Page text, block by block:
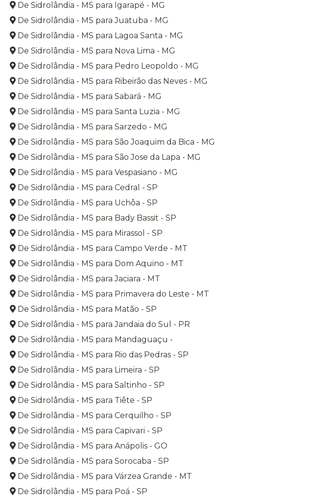
De Sidrolândia - MS para Igarapé - MG
De Sidrolândia - MS para Juatuba - MG
De Sidrolândia - MS para Lagoa Santa - MG
De Sidrolândia - MS para Nova Lima - MG
De Sidrolândia - MS para Pedro Leopoldo - MG
De Sidrolândia - MS para Ribeirão das Neves - MG
De Sidrolândia - MS para Sabará - MG
De Sidrolândia - MS para Santa Luzia - MG
De Sidrolândia - MS para Sarzedo - MG
De Sidrolândia - MS para São Joaquim da Bica - MG
De Sidrolândia - MS para São Jose da Lapa - MG
De Sidrolândia - MS para Vespasiano - MG
De Sidrolândia - MS para Cedral - SP
De Sidrolândia - MS para Uchôa - SP
De Sidrolândia - MS para Bady Bassit - SP
De Sidrolândia - MS para Mirassol - SP
De Sidrolândia - MS para Campo Verde - MT
De Sidrolândia - MS para Dom Aquino - MT
De Sidrolândia - MS para Jaciara - MT
De Sidrolândia - MS para Primavera do Leste - MT
De Sidrolândia - MS para Matão - SP
De Sidrolândia - MS para Jandaia do Sul - PR
De Sidrolândia - MS para Mandaguaçu -
De Sidrolândia - MS para Rio das Pedras - SP
De Sidrolândia - MS para Limeira - SP
De Sidrolândia - MS para Saltinho - SP
De Sidrolândia - MS para Tiête - SP
De Sidrolândia - MS para Cerquilho - SP
De Sidrolândia - MS para Capivari - SP
De Sidrolândia - MS para Anápolis - GO
De Sidrolândia - MS para Sorocaba - SP
De Sidrolândia - MS para Várzea Grande - MT
De Sidrolândia - MS para Poá - SP